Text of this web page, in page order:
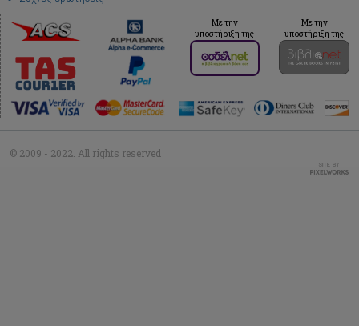
Με την
υποστήριξη της
Με την
υποστήριξη της
© 2009 - 2022. All rights reserved